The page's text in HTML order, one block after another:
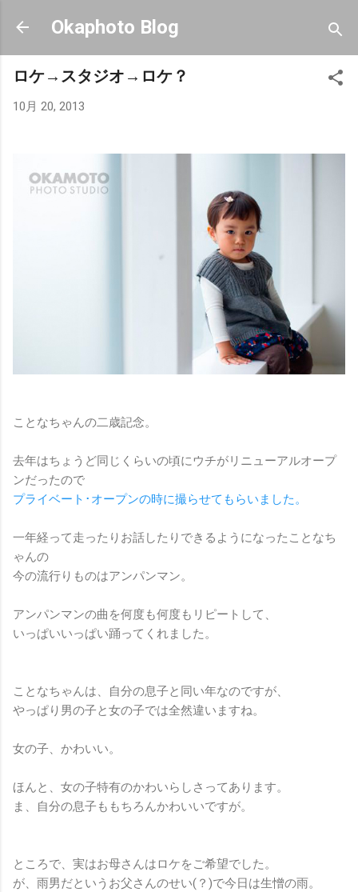
スキップしてメイン コンテンツに移動
Okaphoto Blog
ロケ→スタジオ→ロケ？
10月 20, 2013
ことなちゃんの二歳記念。
去年はちょうど同じくらいの頃にウチがリニューアルオープ
ンだったので
プライベート･オープンの時に撮らせてもらいました。
一年経って走ったりお話したりできるようになったことなち
ゃんの
今の流行りものはアンパンマン。
アンパンマンの曲を何度も何度もリピートして、
いっぱいいっぱい踊ってくれました。
ことなちゃんは、自分の息子と同い年なのですが、
やっぱり男の子と女の子では全然違いますね。
女の子、かわいい。
ほんと、女の子特有のかわいらしさってあります。
ま、自分の息子ももちろんかわいいですが。
ところで、実はお母さんはロケをご希望でした。
が、雨男だというお父さんのせい(？)で今日は生憎の雨。